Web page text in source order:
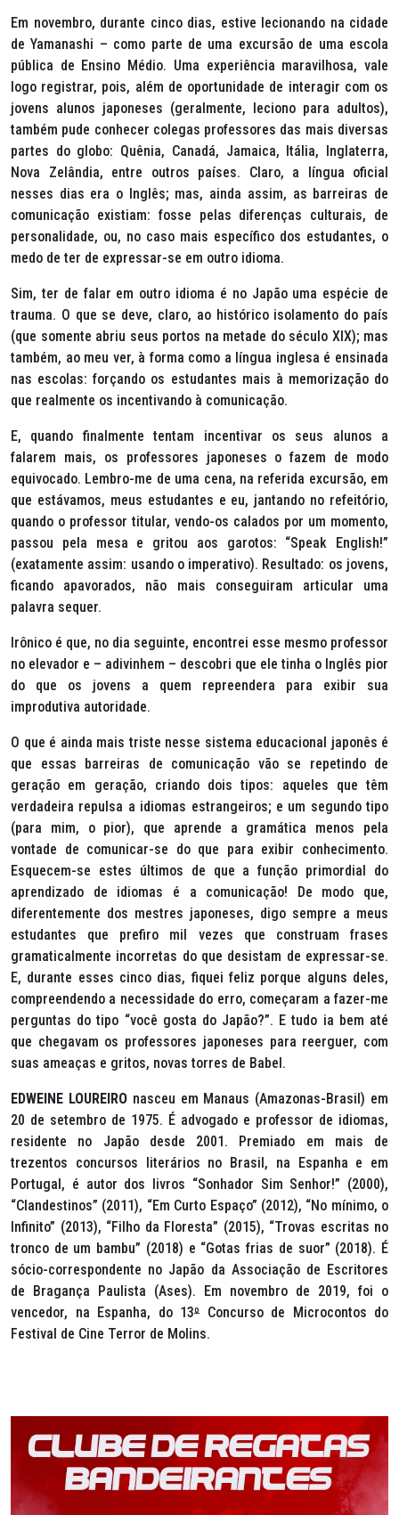
Em novembro, durante cinco dias, estive lecionando na cidade
de Yamanashi – como parte de uma excursão de uma escola
pública de Ensino Médio. Uma experiência maravilhosa, vale
logo registrar, pois, além de oportunidade de interagir com os
jovens alunos japoneses (geralmente, leciono para adultos),
também pude conhecer colegas professores das mais diversas
partes do globo: Quênia, Canadá, Jamaica, Itália, Inglaterra,
Nova Zelândia, entre outros países. Claro, a língua oficial
nesses dias era o Inglês; mas, ainda assim, as barreiras de
comunicação existiam: fosse pelas diferenças culturais, de
personalidade, ou, no caso mais específico dos estudantes, o
medo de ter de expressar-se em outro idioma.
Sim, ter de falar em outro idioma é no Japão uma espécie de
trauma. O que se deve, claro, ao histórico isolamento do país
(que somente abriu seus portos na metade do século XIX); mas
também, ao meu ver, à forma como a língua inglesa é ensinada
nas escolas: forçando os estudantes mais à memorização do
que realmente os incentivando à comunicação.
E, quando finalmente tentam incentivar os seus alunos a
falarem mais, os professores japoneses o fazem de modo
equivocado. Lembro-me de uma cena, na referida excursão, em
que estávamos, meus estudantes e eu, jantando no refeitório,
quando o professor titular, vendo-os calados por um momento,
passou pela mesa e gritou aos garotos: “Speak English!”
(exatamente assim: usando o imperativo). Resultado: os jovens,
ficando apavorados, não mais conseguiram articular uma
palavra sequer.
Irônico é que, no dia seguinte, encontrei esse mesmo professor
no elevador e – adivinhem – descobri que ele tinha o Inglês pior
do que os jovens a quem repreendera para exibir sua
improdutiva autoridade.
O que é ainda mais triste nesse sistema educacional japonês é
que essas barreiras de comunicação vão se repetindo de
geração em geração, criando dois tipos: aqueles que têm
verdadeira repulsa a idiomas estrangeiros; e um segundo tipo
(para mim, o pior), que aprende a gramática menos pela
vontade de comunicar-se do que para exibir conhecimento.
Esquecem-se estes últimos de que a função primordial do
aprendizado de idiomas é a comunicação! De modo que,
diferentemente dos mestres japoneses, digo sempre a meus
estudantes que prefiro mil vezes que construam frases
gramaticalmente incorretas do que desistam de expressar-se.
E, durante esses cinco dias, fiquei feliz porque alguns deles,
compreendendo a necessidade do erro, começaram a fazer-me
perguntas do tipo “você gosta do Japão?”. E tudo ia bem até
que chegavam os professores japoneses para reerguer, com
suas ameaças e gritos, novas torres de Babel.
EDWEINE LOUREIROnasceu em Manaus (Amazonas-Brasil) em
20 de setembro de 1975. É advogado e professor de idiomas,
residente no Japão desde 2001. Premiado em mais de
trezentos concursos literários no Brasil, na Espanha e em
Portugal, é autor dos livros “Sonhador Sim Senhor!” (2000),
“Clandestinos” (2011), “Em Curto Espaço” (2012), “No mínimo, o
Infinito” (2013), “Filho da Floresta” (2015), “Trovas escritas no
tronco de um bambu” (2018) e “Gotas frias de suor” (2018). É
sócio-correspondente no Japão da Associação de Escritores
de Bragança Paulista (Ases). Em novembro de 2019, foi o
vencedor, na Espanha, do 13º Concurso de Microcontos do
Festival de Cine Terror de Molins.